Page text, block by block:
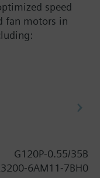
speed
fan motors in
Available
G120P-0.55/35B
6AM11-7BH0